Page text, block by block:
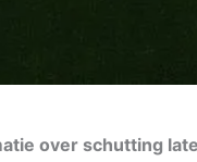
over schutting